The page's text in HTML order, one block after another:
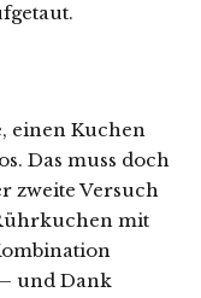
einen Kuchen
Das muss doch
zweite Versuch
mit
und Dank